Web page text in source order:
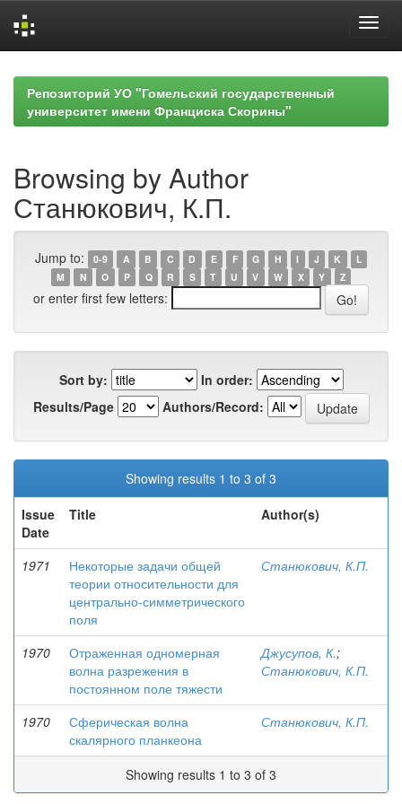
navigationРепозиторий УО "Гомельский государственный
университет имени Франциска Скорины"
Browsing by Author
Станюкович, К.П.
Jump to: 0-9 A B C D E F G H I J K
L
M
N O P Q R S T U V W X Y Z
or enter first few letters:
Sort by:
In order:
Results/Page
Authors/Record:
Showing results 1 to 3 of 3
Issue
Date
Title Author(s)
1971
Некоторые задачи общей
теории относительности для
центрально-симметрического
поля
Станюкович, К.П.
1970
Отраженная одномерная
волна разрежения в
постоянном поле тяжести
Джусупов, К.;
Станюкович, К.П.
1970
Сферическая волна
скалярного планкеона
Станюкович, К.П.
Showing results 1 to 3 of 3